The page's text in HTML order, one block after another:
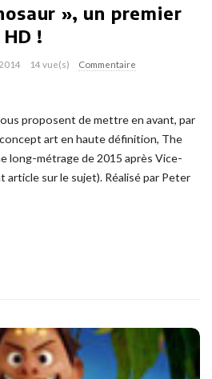
», un premier
!
14 vue(s) Commentaire
proposent de mettre en avant, par
art en haute définition, The
long-métrage de 2015 après Vice-
article sur le sujet). Réalisé par Peter